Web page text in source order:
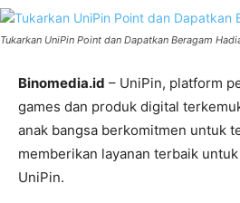
Tukarkan UniPin Point dan Dapatkan Beragam
Binomedia.id – UniPin, platform
games dan produk digital
anak bangsa berkomitmen untuk
memberikan layanan terbaik
UniPin.